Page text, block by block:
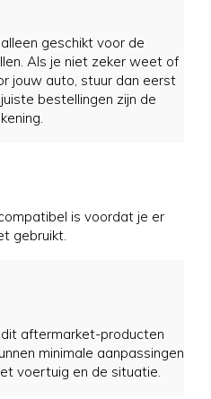
geschikt voor de
Als je niet zeker weet of
jouw auto, stuur dan eerst
bestellingen zijn de
is voordat je er
gebruikt.
aftermarket-producten
minimale aanpassingen
voertuig en de situatie.